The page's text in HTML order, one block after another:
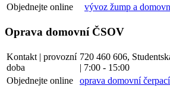
Objednejte online
vývoz žump a
Oprava domovní ČSOV
Kontakt | provozní
doba
720 460 606,
| 7:00 - 15:00
Objednejte online
oprava domovní